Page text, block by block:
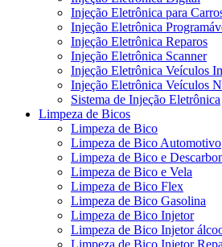
Injeção Eletrônica para
Injeção Eletrônica
Injeção Eletrônica Reparos
Injeção Eletrônica Scanner
Injeção Eletrônica Veículos
Injeção Eletrônica Veículos
Sistema de Injeção Eletrônica
Limpeza de Bicos
Limpeza de Bico
Limpeza de Bico Automotivo
Limpeza de Bico e
Limpeza de Bico e Vela
Limpeza de Bico Flex
Limpeza de Bico Gasolina
Limpeza de Bico Injetor
Limpeza de Bico Injetor
Limpeza de Bico Injetor